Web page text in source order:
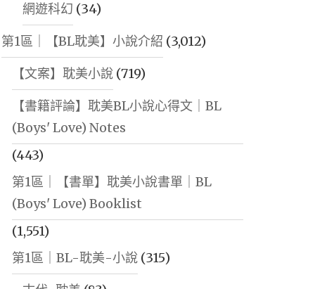
網遊科幻 (34)
第1區｜【BL耽美】小說介紹 (3,012)
【文案】耽美小說(719)
【書籍評論】耽美BL小說心得文｜BL
(Boys' Love) Notes
(443)
第1區｜【書單】耽美小說書單｜BL
(Boys' Love) Booklist
(1,551)
第1區｜BL-耽美-小說(315)